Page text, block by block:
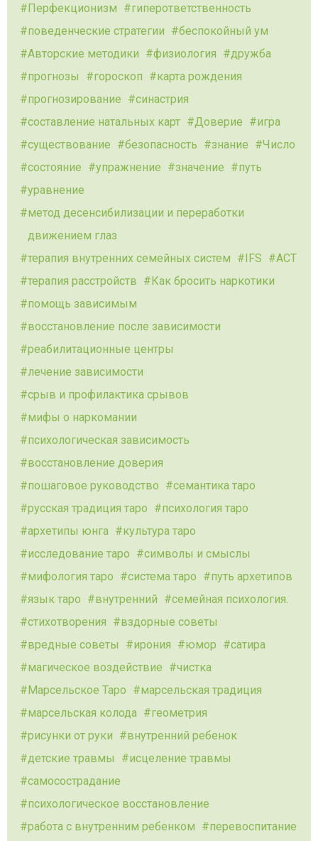
Перфекционизм
гиперответственность
поведенческие стратегии
беспокойный ум
Авторские методики
физиология
дружба
прогнозы
гороскоп
карта рождения
прогнозирование
синастрия
составление натальных карт
Доверие
игра
существование
безопасность знание
Число
состояние
упражнение значение
путь
уравнение
метод десенсибилизации и переработки
движением глаз
терапия внутренних семейных систем
IFS
ACT
терапия расстройств
Как бросить наркотики
помощь зависимым
восстановление после зависимости
реабилитационные центры
лечение зависимости
срыв и профилактика срывов
мифы о наркомании
психологическая зависимость
восстановление доверия
пошаговое руководство
семантика таро
русская традиция таро
психология таро
архетипы юнга
культура таро
исследование таро
символы и смыслы
мифология таро
система таро
путь архетипов
язык таро
внутренний
семейная психология.
стихотворения
вздорные советы
вредные советы
ирония юмор
сатира
магическое воздействие
чистка
Марсельское Таро
марсельская традиция
марсельская колода
геометрия
рисунки от руки
внутренний ребенок
детские травмы
исцеление травмы
самосострадание
психологическое восстановление
работа с внутренним ребенком
перевоспитание